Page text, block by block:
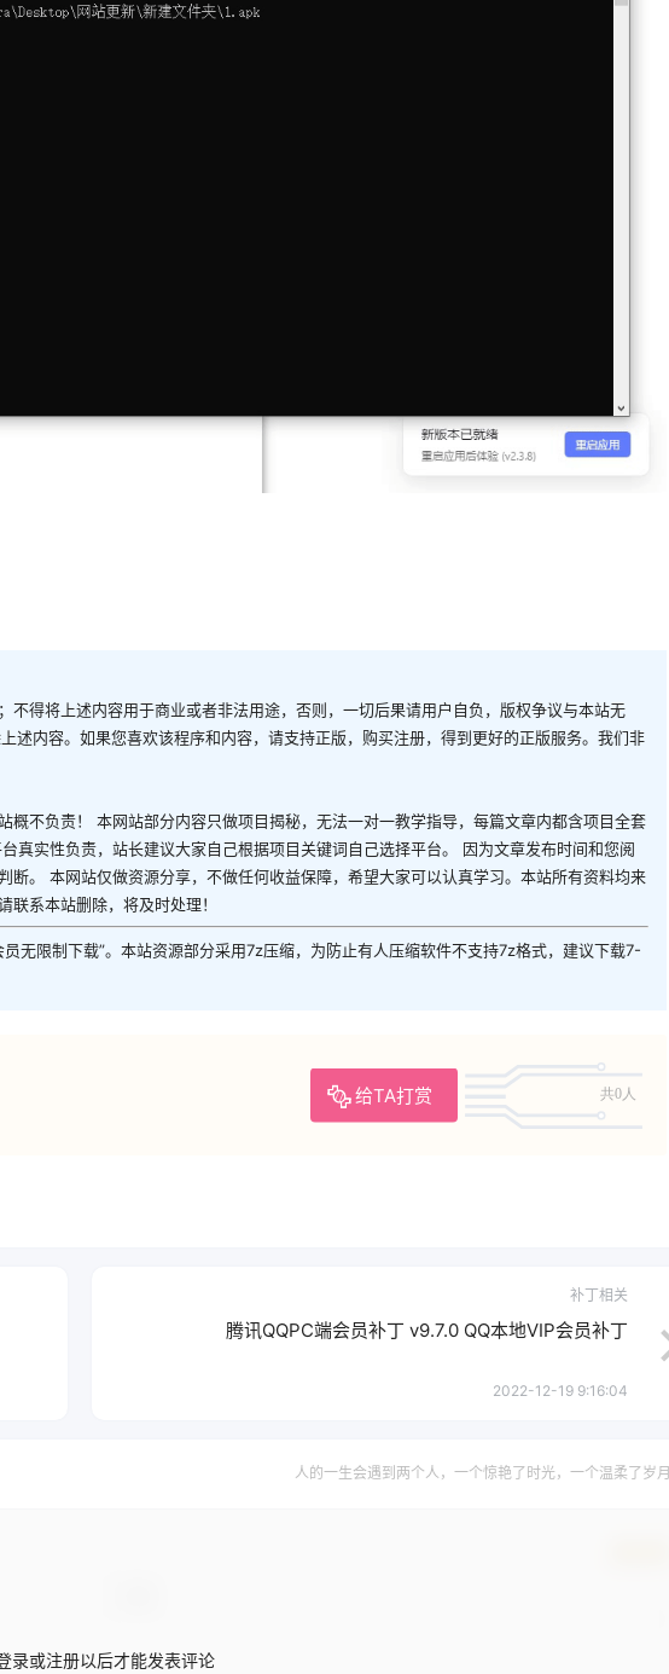
得将上述内容用于商业或者非法用途，否则，一切后果请用户自负，版权争议与本站无
述内容。如果您喜欢该程序和内容，请支持正版，购买注册，得到更好的正版服务。我们非
不负责！ 本网站部分内容只做项目揭秘，无法一对一教学指导，每篇文章内都含项目全套
真实性负责，站长建议大家自己根据项目关键词自己选择平台。 因为文章发布时间和您阅
。 本网站仅做资源分享，不做任何收益保障，希望大家可以认真学习。本站所有资料均来
系本站删除，将及时处理！
员无限制下载”。本站资源部分采用7z压缩，为防止有人压缩软件不支持7z格式，建议下载7-
给TA打赏 共0人
补丁相关
腾讯QQPC端会员补丁 v9.7.0 QQ本地VIP会员补丁
2022-12-19 9:16:04
人的一生会遇到两个人，一个惊艳了时光，一个温柔了岁月
录或注册以后才能发表评论